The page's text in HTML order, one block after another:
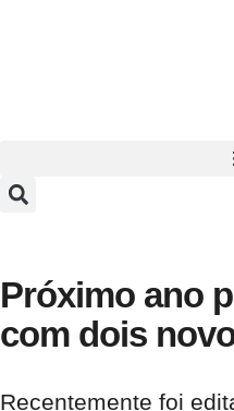
Próximo ano
com dois
Recentemente foi